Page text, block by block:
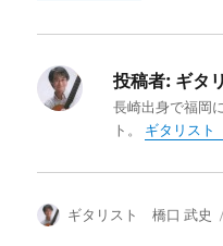
投稿者: ギタ
長崎出身で福岡
ト。 ギタリスト
投
ギタリスト 橋口 武史